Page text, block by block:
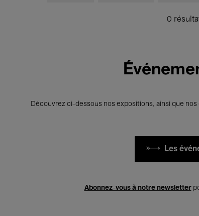
0
Découvrez ci-dessous nos expositions, ainsi que
Les
Abonnez-vous à notre newsletter